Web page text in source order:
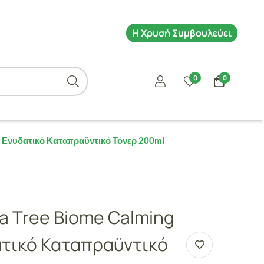
0 0
Η Χρυσή Συμβουλεύει
Καταπραϋντικό Τόνερ 200ml
Tree Biome Calming
Καταπραϋντικό